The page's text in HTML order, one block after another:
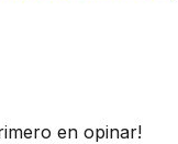
en opinar!